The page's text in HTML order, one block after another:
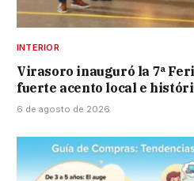
INTERIOR
Virasoro inauguró la 7ª
fuerte acento local e
6 de agosto de 2026